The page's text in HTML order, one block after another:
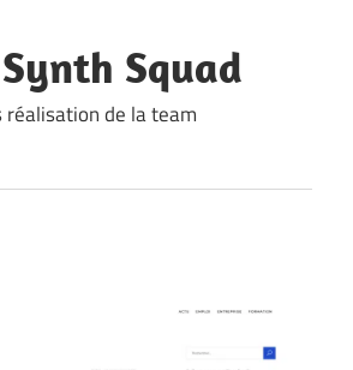
Squad
réalisation de la team